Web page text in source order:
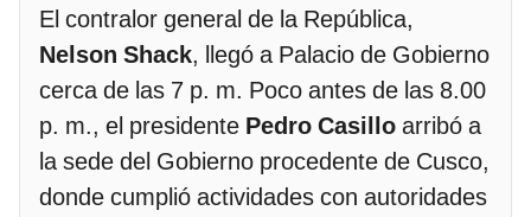
El contralor general de la República,
Nelson Shack, llegó a Palacio de Gobierno
cerca de las 7 p. m. Poco antes de las 8.00
p. m., el presidente Pedro Casillo arribó a
la sede del Gobierno procedente de Cusco,
donde cumplió actividades con autoridades